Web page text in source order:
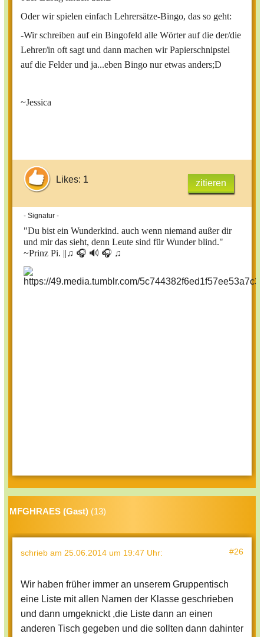
Oder wir spielen einfach Lehrersätze-Bingo, das so geht:
-Wir schreiben auf ein Bingofeld alle Wörter auf die der/die
Lehrer/in oft sagt und dann machen wir Papierschnipstel
auf die Felder und ja...eben Bingo nur etwas anders;D
~Jessica
Likes: 1 zitieren
- Signatur -
"Du bist ein Wunderkind. auch wenn niemand außer dir
und mir das sieht, denn Leute sind für Wunder blind."
~Prinz Pi. ||♫ 🎧 🔊 🎧 ♫
MFGHRAES (Gast) (13)
schrieb am 25.06.2014 um 19:47 Uhr: #26
Wir haben früher immer an unserem Gruppentisch
eine Liste mit allen Namen der Klasse geschrieben
und dann umgeknickt ,die Liste dann an einen
anderen Tisch gegeben und die sollten dann dahinter